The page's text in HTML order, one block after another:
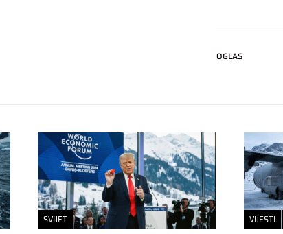
OGLAS
SVIJET VIJESTI